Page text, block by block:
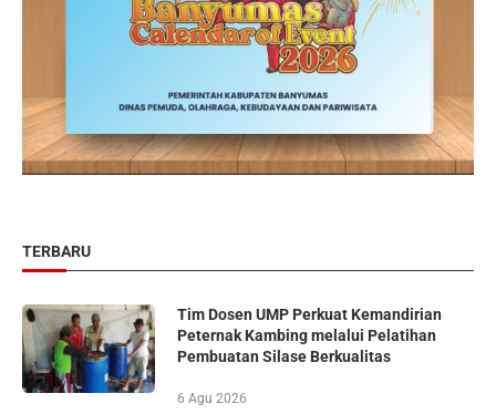
TERBARU
Tim Dosen UMP Perkuat Kemandirian
Peternak Kambing melalui Pelatihan
Pembuatan Silase Berkualitas
6 Agu 2026